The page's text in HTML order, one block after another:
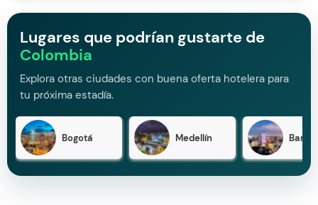
Lugares que podrían gustarte de
Colombia
Explora otras ciudades con buena oferta hotelera para
tu próxima estadía.
Bogotá Medellín